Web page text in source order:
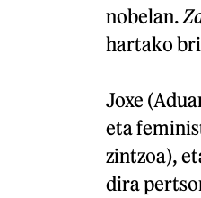
nobelan.
hartako
Joxe
eta
zintzoa),
dira